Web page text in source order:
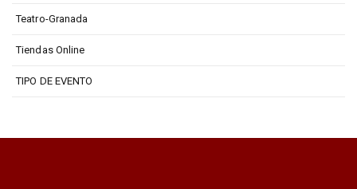
Teatro-Granada
Tiendas Online
TIPO DE EVENTO